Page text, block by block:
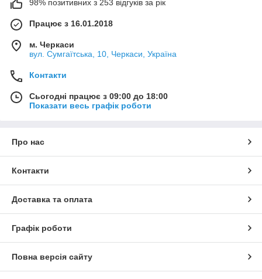
98% позитивних з 253 відгуків за рік
Працює з 16.01.2018
м. Черкаси
вул. Сумгаїтська, 10, Черкаси, Україна
Контакти
Сьогодні працює з 09:00 до 18:00
Показати весь графік роботи
Про нас
Контакти
Доставка та оплата
Графік роботи
Повна версія сайту